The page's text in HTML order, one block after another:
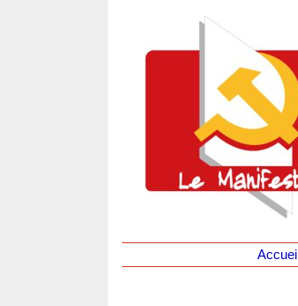
Accueil